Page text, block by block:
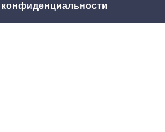
конфиденциальности